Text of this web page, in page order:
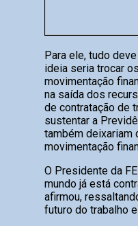
Para ele, tudo
ideia seria trocar
movimentação
na saída dos
de contratação de
sustentar a
também
movimentação
O Presidente da
mundo já está
afirmou,
futuro do trabalho